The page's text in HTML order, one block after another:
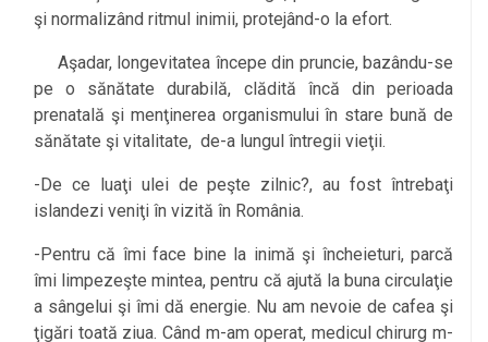
şi normalizând ritmul inimii, protejând-o la efort.
Aşadar, longevitatea începe din pruncie, bazându-se
pe o sănătate durabilă, clădită încă din perioada
prenatală şi menţinerea organismului în stare bună de
sănătate şi vitalitate, de-a lungul întregii vieţii.
-De ce luaţi ulei de peşte zilnic?, au fost întrebaţi
islandezi veniţi în vizită în România.
-Pentru că îmi face bine la inimă şi încheieturi, parcă
îmi limpezeşte mintea, pentru că ajută la buna circulaţie
a sângelui şi îmi dă energie. Nu am nevoie de cafea şi
ţigări toată ziua. Când m-am operat, medicul chirurg m-